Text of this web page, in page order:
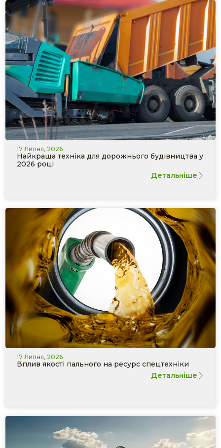
17 Липня, 2026
Найкраща техніка для дорожнього будівництва у
2026 році
Детальніше
17 Липня, 2026
Вплив якості пального на ресурс спецтехніки
Детальніше